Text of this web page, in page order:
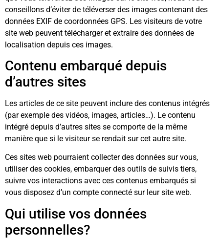
conseillons d’éviter de téléverser des images contenant des
données EXIF de coordonnées GPS. Les visiteurs de votre
site web peuvent télécharger et extraire des données de
localisation depuis ces images.
Contenu embarqué depuis
d’autres sites
Les articles de ce site peuvent inclure des contenus intégrés
(par exemple des vidéos, images, articles…). Le contenu
intégré depuis d’autres sites se comporte de la même
manière que si le visiteur se rendait sur cet autre site.
Ces sites web pourraient collecter des données sur vous,
utiliser des cookies, embarquer des outils de suivis tiers,
suivre vos interactions avec ces contenus embarqués si
vous disposez d’un compte connecté sur leur site web.
Qui utilise vos données
personnelles?